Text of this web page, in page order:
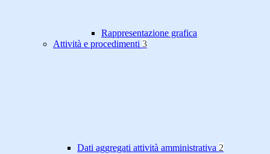
Rappresentazione grafica
Attività e procedimenti 3
Dati aggregati attività amministrativa 2